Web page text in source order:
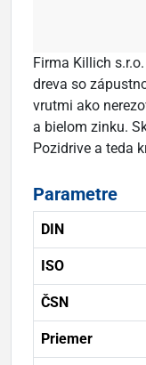
Firma Killich
dreva so
vrutmi ako
a bielom zinku.
Pozidrive a teda
Parametre
DIN
ISO
ČSN
Priemer